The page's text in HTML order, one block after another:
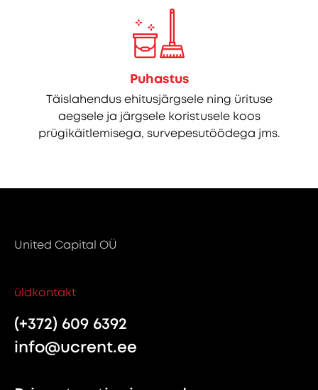
Puhastus
Täislahendus ehitusjärgsele ning ürituse
aegsele ja järgsele koristusele koos
prügikäitlemisega, survepesutöödega jms.
United Capital OÜ
üldkontakt
(+372) 609 6392
info@ucrent.ee